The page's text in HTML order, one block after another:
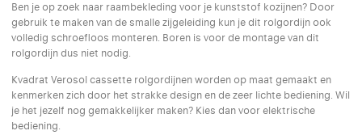
Ben je op zoek naar raambekleding voor je kunststof kozijnen? Door
gebruik te maken van de smalle zijgeleiding kun je dit rolgordijn ook
volledig schroefloos monteren. Boren is voor de montage van dit
rolgordijn dus niet nodig.
Kvadrat Verosol cassette rolgordijnen worden op maat gemaakt en
kenmerken zich door het strakke design en de zeer lichte bediening. Wil
je het jezelf nog gemakkelijker maken? Kies dan voor elektrische
bediening.